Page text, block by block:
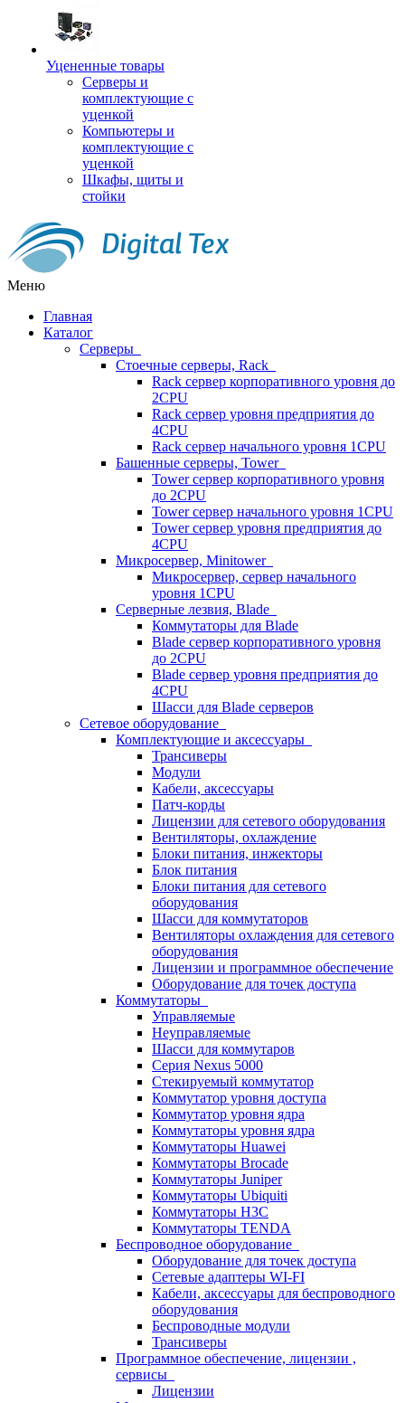
Уцененные товары
Серверы и
комплектующие с
уценкой
Компьютеры и
комплектующие с
уценкой
Шкафы, щиты и
стойки
Меню
Главная
Каталог
Серверы
Стоечные серверы, Rack
Rack сервер корпоративного уровня до
2CPU
Rack сервер уровня предприятия до
4CPU
Rack сервер начального уровня 1CPU
Башенные серверы, Tower
Tower сервер корпоративного уровня
до 2CPU
Tower сервер начального уровня 1CPU
Tower сервер уровня предприятия до
4CPU
Микросервер, Minitower
Микросервер, сервер начального
уровня 1CPU
Серверные лезвия, Blade
Коммутаторы для Blade
Blade сервер корпоративного уровня
до 2CPU
Blade сервер уровня предприятия до
4CPU
Шасси для Blade серверов
Сетевое оборудование
Комплектующие и аксессуары
Трансиверы
Модули
Кабели, аксессуары
Патч-корды
Лицензии для сетевого оборудования
Вентиляторы, охлаждение
Блоки питания, инжекторы
Блок питания
Блоки питания для сетевого
оборудования
Шасси для коммутаторов
Вентиляторы охлаждения для сетевого
оборудования
Лицензии и программное обеспечение
Оборудование для точек доступа
Коммутаторы
Управляемые
Неуправляемые
Шасси для коммутаров
Серия Nexus 5000
Стекируемый коммутатор
Коммутатор уровня доступа
Коммутатор уровня ядра
Коммутаторы уровня ядра
Коммутаторы Huawei
Коммутаторы Brocade
Коммутаторы Juniper
Коммутаторы Ubiquiti
Коммутаторы H3C
Коммутаторы TENDA
Беспроводное оборудование
Оборудование для точек доступа
Сетевые адаптеры WI-FI
Кабели, аксессуары для беспроводного
оборудования
Беспроводные модули
Трансиверы
Программное обеспечение, лицензии ,
сервисы
Лицензии